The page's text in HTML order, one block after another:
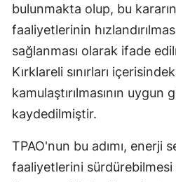
bulunmakta olup, bu
faaliyetlerinin
sağlanması olarak ifade
Kırklareli sınırları
kamulaştırılmasının uygun
kaydedilmiştir.
TPAO'nun bu adımı, enerji
faaliyetlerini sürdürebilmesi